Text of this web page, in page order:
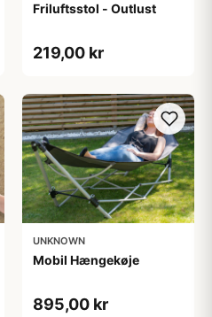
Friluftsstol - Outlust
219,00 kr
UNKNOWN
Mobil Hængekøje
895,00 kr